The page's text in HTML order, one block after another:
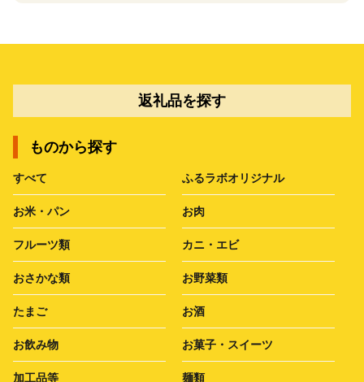
返礼品を探す
ものから探す
すべて ふるラボオリジナル
お米・パン お肉
フルーツ類 カニ・エビ
おさかな類 お野菜類
たまご お酒
お飲み物 お菓子・スイーツ
加工品等 麺類